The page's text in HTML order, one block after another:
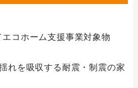
コホーム支援事業対象物
れを吸収する耐震・制震の家